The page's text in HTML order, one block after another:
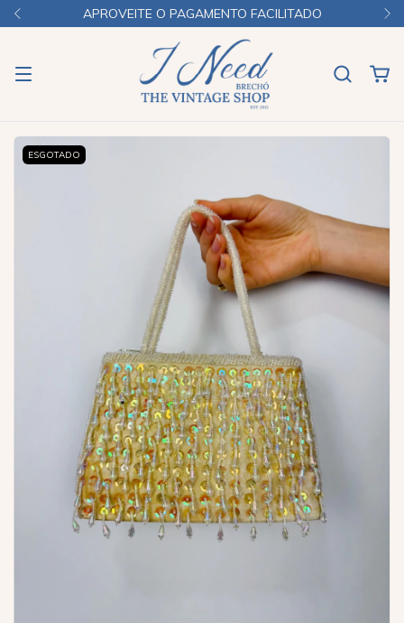
APROVEITE O PAGAMENTO FACILITADO
ESGOTADO